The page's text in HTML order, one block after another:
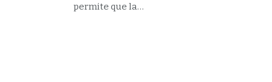
permite que la…